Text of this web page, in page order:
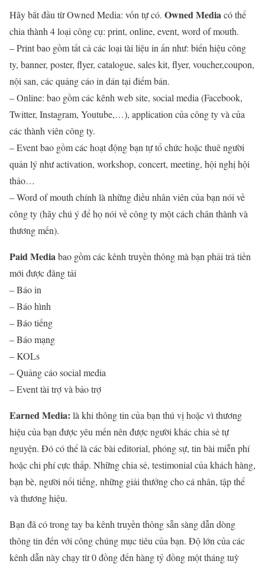
Hãy bắt đầu từ Owned Media: vốn tự có. Owned Mediacó thể
chia thành 4 loại công cụ: print, online, event, word of mouth.
– Print bao gồm tất cả các loại tài liệu in ấn như: biển hiệu công
ty, banner, poster, flyer, catalogue, sales kit, flyer, voucher,coupon,
nội san, các quảng cáo in dán tại điểm bán.
– Online: bao gồm các kênh web site, social media (Facebook,
Twitter, Instagram, Youtube,…), application của công ty và của
các thành viên công ty.
– Event bao gồm các hoạt động bạn tự tổ chức hoặc thuê người
quản lý như activation, workshop, concert, meeting, hội nghị hội
thảo…
– Word of mouth chính là những điều nhân viên của bạn nói về
công ty (hãy chú ý để họ nói về công ty một cách chân thành và
thương mến).
Paid Mediabao gồm các kênh truyền thông mà bạn phải trả tiền
mới được đăng tải
– Báo in
– Báo hình
– Báo tiếng
– Báo mạng
– KOLs
– Quảng cáo social media
– Event tài trợ và bảo trợ
Earned Media: là khi thông tin của bạn thú vị hoặc vì thương
hiệu của bạn được yêu mến nên được người khác chia sẻ tự
nguyện. Đó có thể là các bài editorial, phóng sự, tin bài miễn phí
hoặc chi phí cực thấp. Những chia sẻ, testimonial của khách hàng,
bạn bè, người nổi tiếng, những giải thưởng cho cá nhân, tập thể
và thương hiệu.
Bạn đã có trong tay ba kênh truyền thông sẵn sàng dẫn dòng
thông tin đến với công chúng mục tiêu của bạn. Độ lớn của các
kênh dẫn này chạy từ 0 đồng đến hàng tỷ đồng một tháng tuỳ